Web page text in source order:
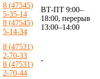
8 (47545)
5-35-14
8 (47545)
5-14-34
ВТ-ПТ 9:00–
18:00, перерыв
13:00–14:00
8 (47531)
2-70-33
8 (47531)
2-70-44
-